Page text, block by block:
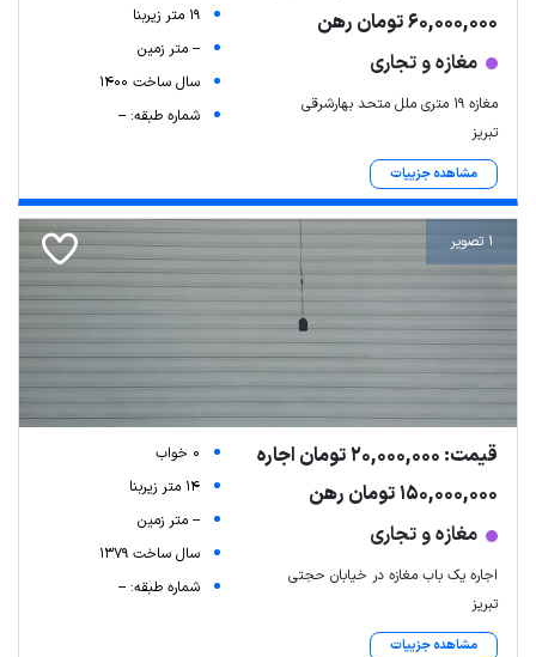
60,000,000 تومان رهن
مغازه و تجاری
مغازه ۱۹ متری ملل متحد بهارشرقی
تبریز
مشاهده جزییات
19 متر زیربنا
-- متر زمین
سال ساخت 1400
شماره طبقه: --
1 تصویر
قیمت: 20,000,000 تومان اجاره
150,000,000 تومان رهن
مغازه و تجاری
اجاره یک باب مغازه در خیابان حجتی
تبریز
مشاهده جزییات
0 خواب
14 متر زیربنا
-- متر زمین
سال ساخت 1379
شماره طبقه: --